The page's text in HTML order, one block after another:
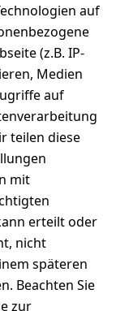
auf
(z.B. IP-
Medien
auf
teilen diese
mit
erteilt oder
nicht
späteren
Beachten Sie
zur
Zahle
bequem per